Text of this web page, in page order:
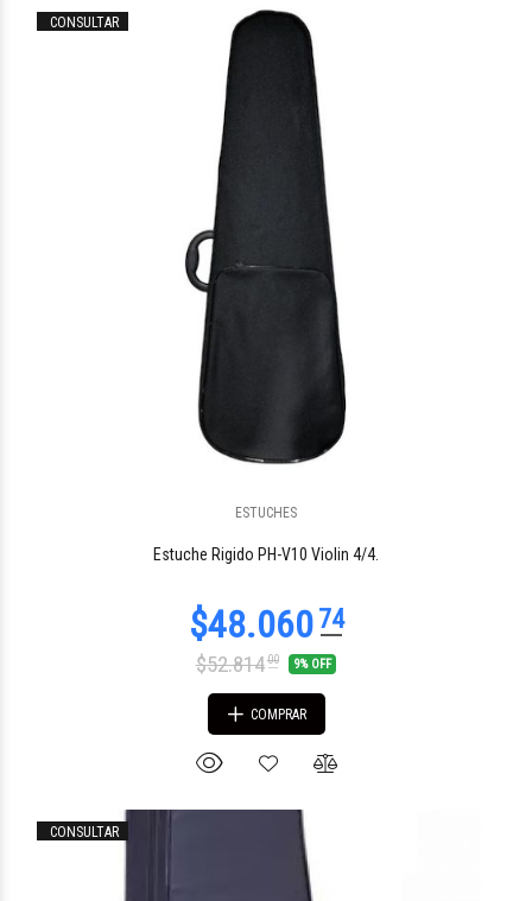
CONSULTAR
ESTUCHES
Estuche Rigido PH-V10 Violin 4/4.
$52.81400 9% OFF
COMPRAR
CONSULTAR